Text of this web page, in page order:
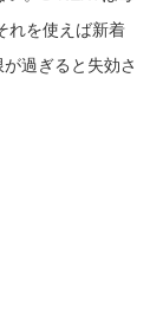
れを使えば新着
過ぎると失効さ